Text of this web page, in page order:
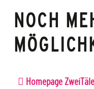
NOCH
Homepage